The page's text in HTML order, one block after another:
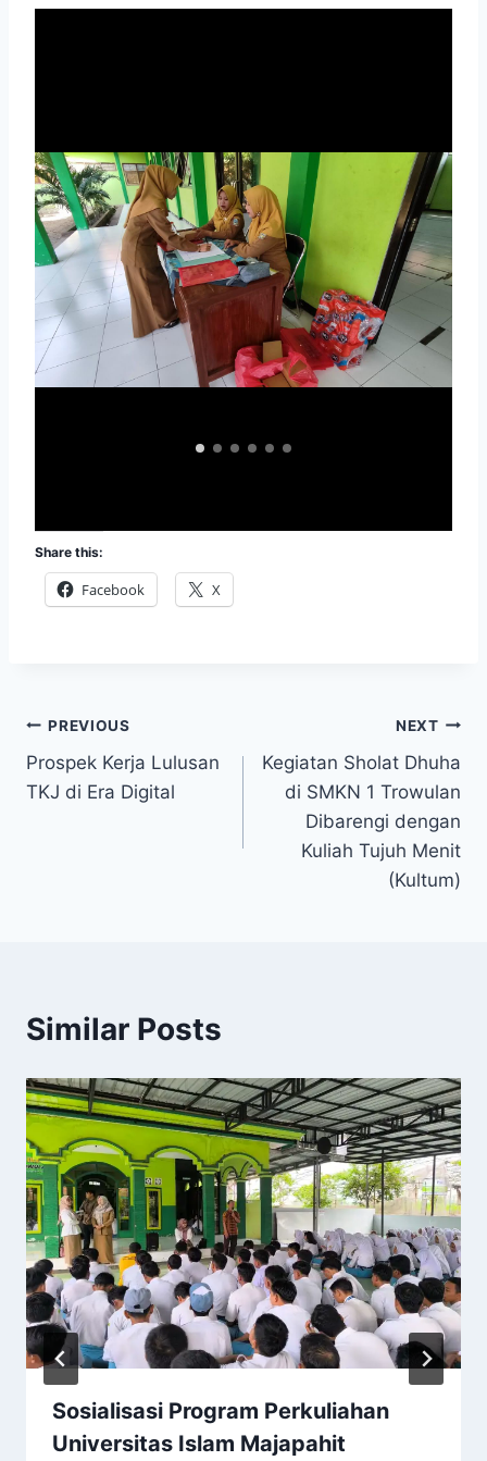
Share this:
Facebook X
Post
navigation
PREVIOUS
Prospek Kerja Lulusan
TKJ di Era Digital
NEXT
Kegiatan Sholat Dhuha
di SMKN 1 Trowulan
Dibarengi dengan
Kuliah Tujuh Menit
(Kultum)
Similar Posts
Sosialisasi Program Perkuliahan
Universitas Islam Majapahit